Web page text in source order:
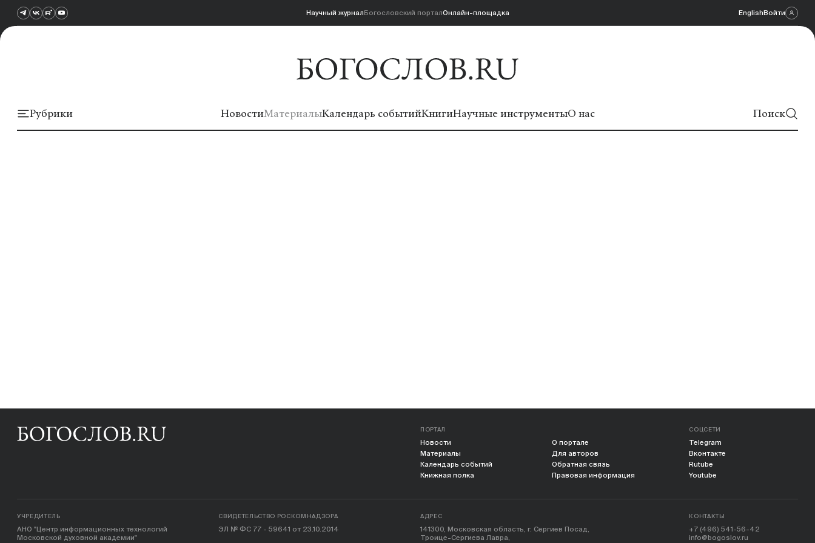
Научный журналБогословский порталОнлайн-площадка EnglishВойти
Рубрики НовостиМатериалыКалендарь событийКнигиНаучные инструментыО нас Поиск
ПОРТАЛ
Новости
Материалы
Календарь событий
Книжная полка
О портале
Для авторов
Обратная связь
Правовая информация
СОЦСЕТИ
Telegram
Вконтакте
Rutube
Youtube
УЧРЕДИТЕЛЬ
АНО "Центр информационных технологий
Московской духовной академии"
СВИДЕТЕЛЬСТВО РОСКОМНАДЗОРА
ЭЛ № ФС 77 - 59641 от 23.10.2014
АДРЕС
141300, Московская область, г. Сергиев Посад,
Троице-Сергиева Лавра,
КОНТАКТЫ
+7 (496) 541-56-42
info@bogoslov.ru